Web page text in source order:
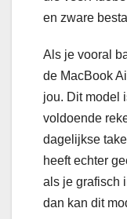
en zware
Als je vooral
de MacBook
jou. Dit model
voldoende
dagelijkse
heeft echter
als je grafisch
dan kan dit